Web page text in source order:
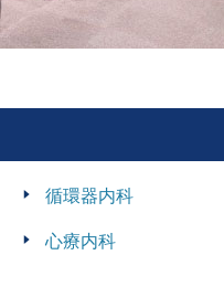
循環器内科
心療内科